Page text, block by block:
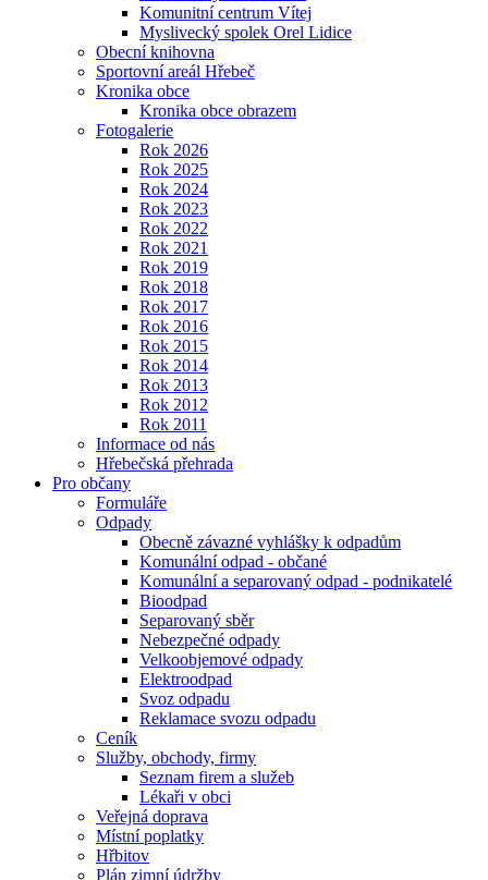
Komunitní centrum Vítej
Myslivecký spolek Orel Lidice
Obecní knihovna
Sportovní areál Hřebeč
Kronika obce
Kronika obce obrazem
Fotogalerie
Rok 2026
Rok 2025
Rok 2024
Rok 2023
Rok 2022
Rok 2021
Rok 2019
Rok 2018
Rok 2017
Rok 2016
Rok 2015
Rok 2014
Rok 2013
Rok 2012
Rok 2011
Informace od nás
Hřebečská přehrada
Pro občany
Formuláře
Odpady
Obecně závazné vyhlášky k odpadům
Komunální odpad - občané
Komunální a separovaný odpad - podnikatelé
Bioodpad
Separovaný sběr
Nebezpečné odpady
Velkoobjemové odpady
Elektroodpad
Svoz odpadu
Reklamace svozu odpadu
Ceník
Služby, obchody, firmy
Seznam firem a služeb
Lékaři v obci
Veřejná doprava
Místní poplatky
Hřbitov
Plán zimní údržby